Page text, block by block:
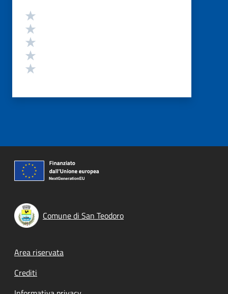
Valutazione
Comune di San Teodoro
Footer menu
Area riservata
Crediti